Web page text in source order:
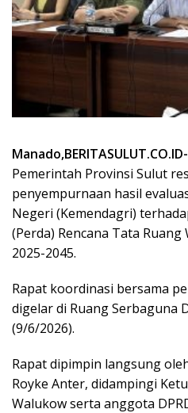
Manado,BERITASULUT.CO.ID-
Pemerintah Provinsi Sulut
penyempurnaan hasil
Negeri (Kemendagri)
(Perda) Rencana Tata Ruang
2025-2045.
Rapat koordinasi bersama
digelar di Ruang Serbaguna
(9/6/2026).
Rapat dipimpin langsung
Royke Anter, didampingi
Walukow serta anggota